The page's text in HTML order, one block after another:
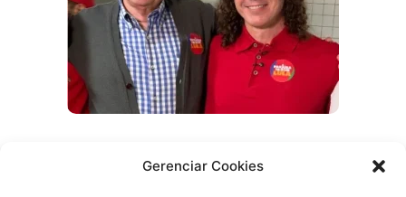
Gerenciar Cookies
Efraim promete reabrir delegacias e